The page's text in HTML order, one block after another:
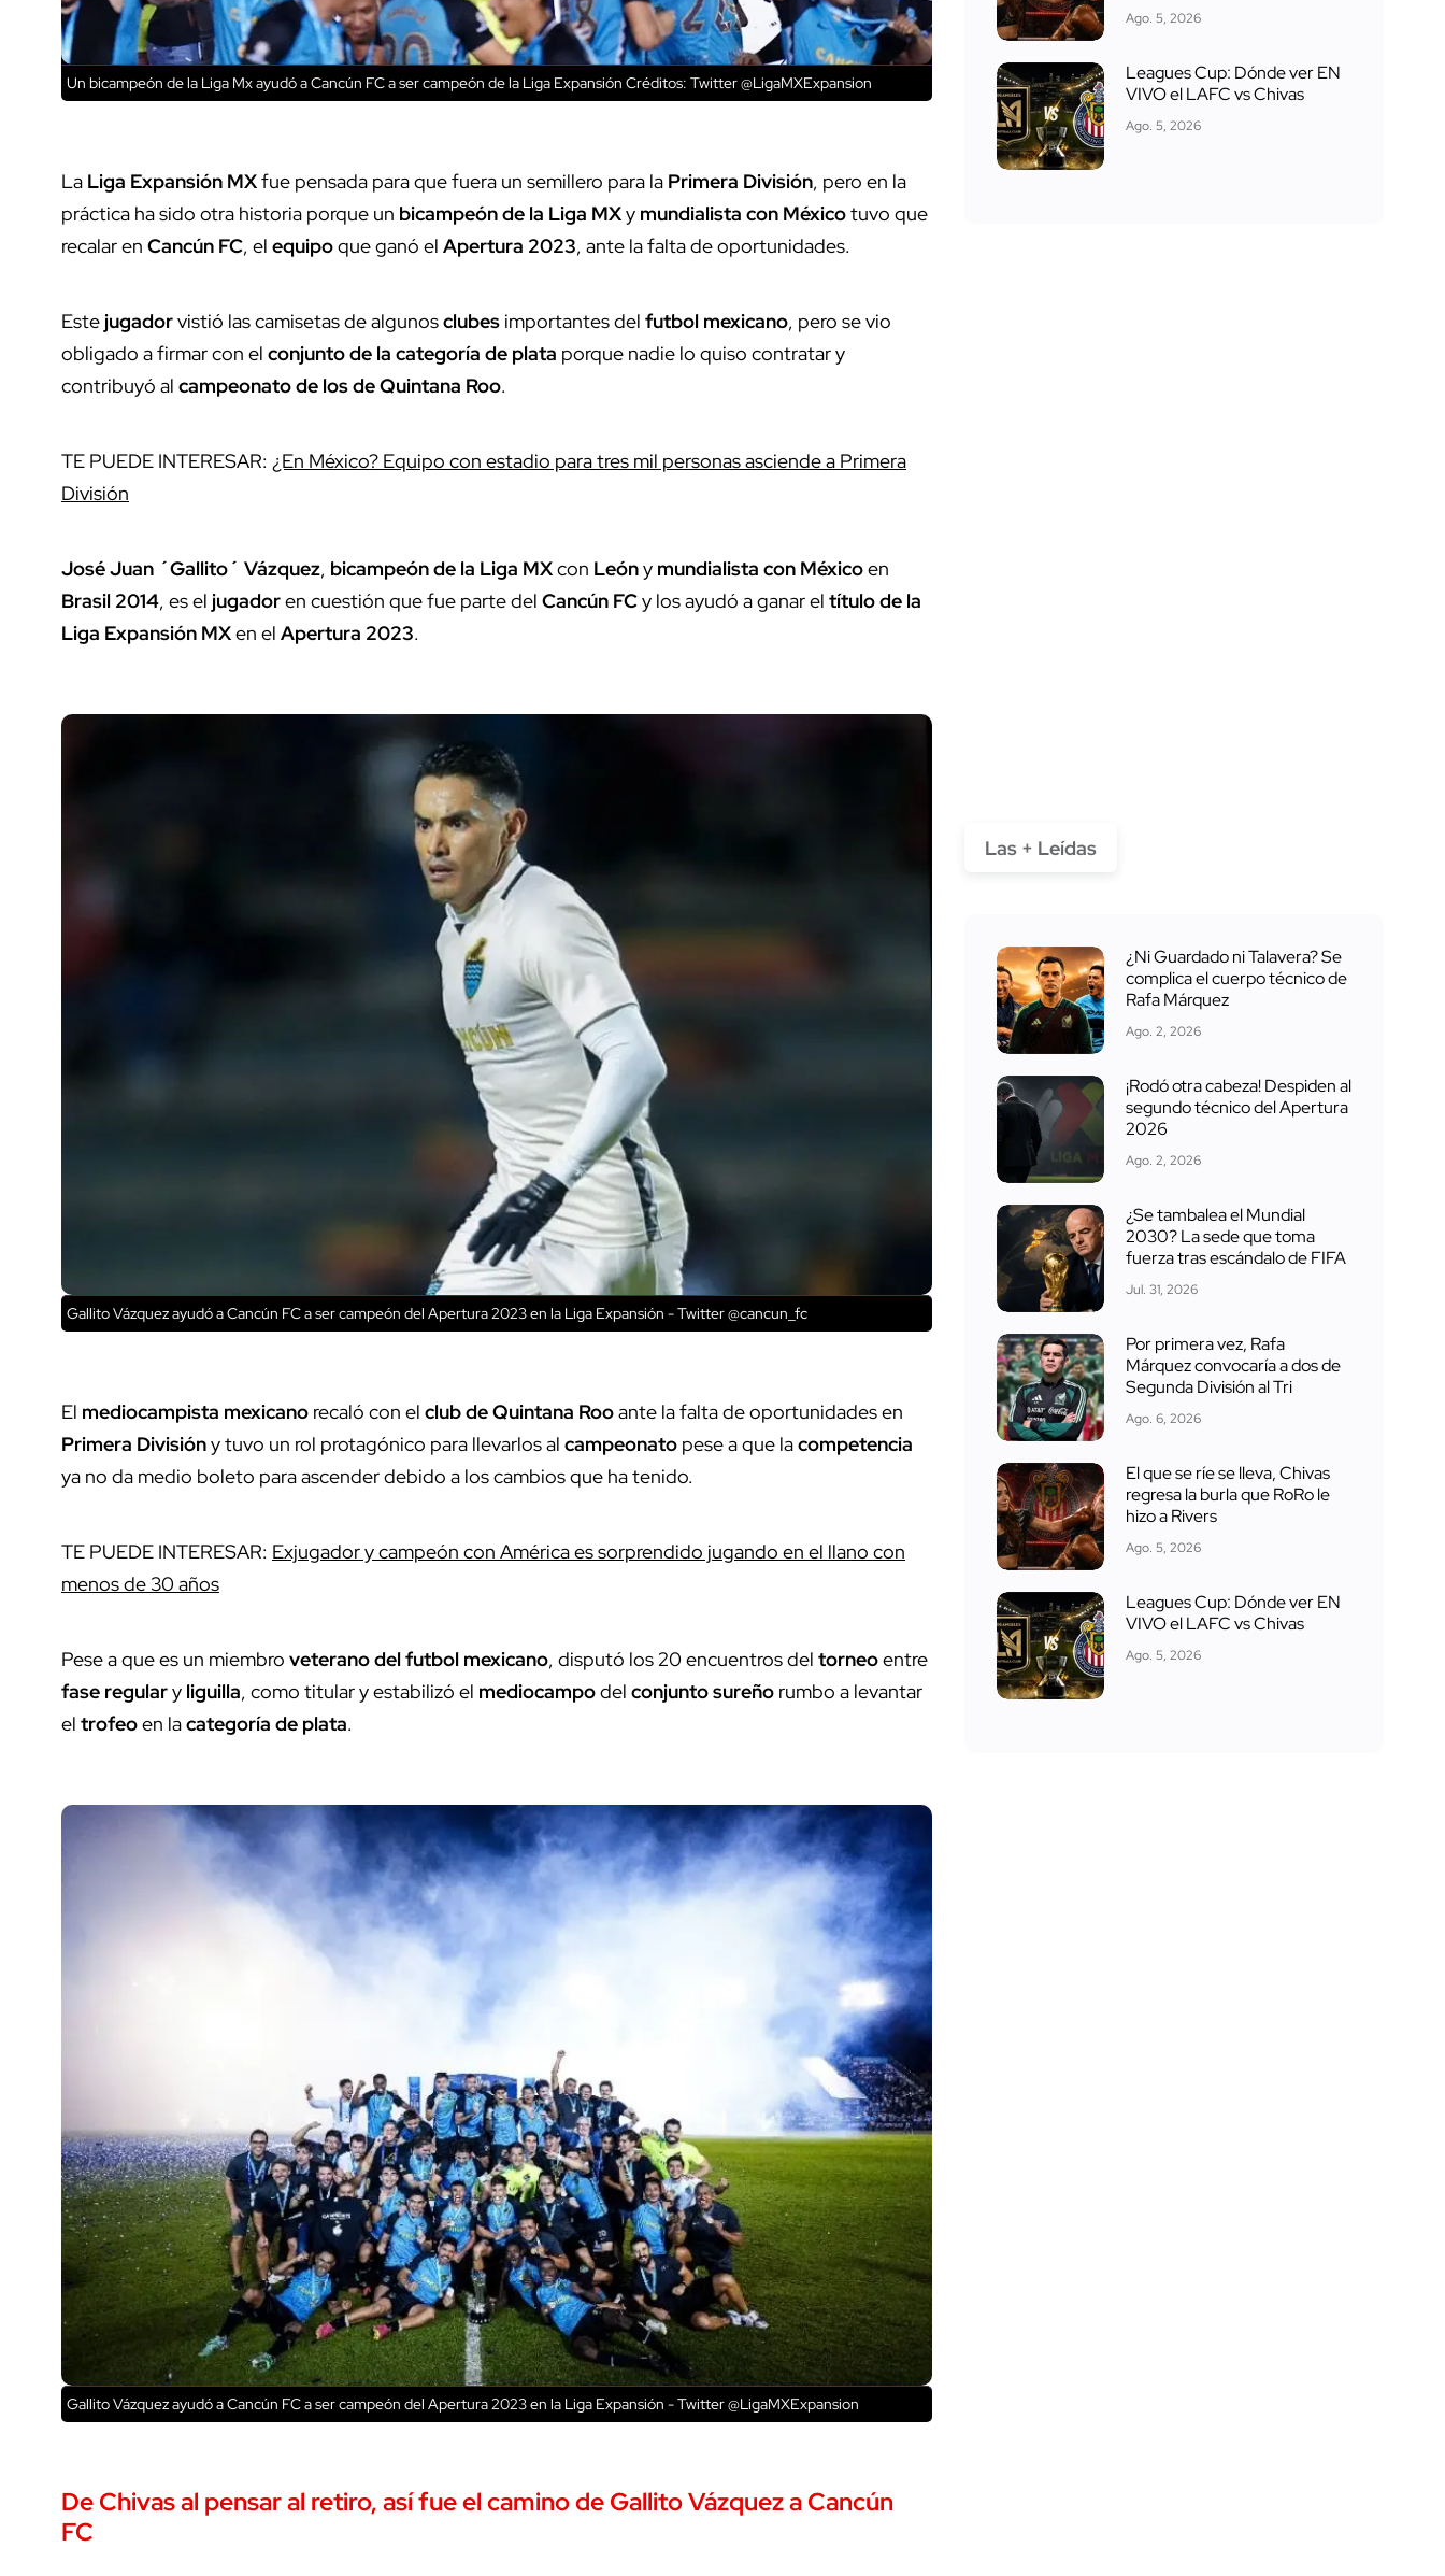
Un bicampeón de la Liga Mx ayudó a Cancún FC a ser campeón de la Liga Expansión Créditos: Twitter @LigaMXExpansion
La Liga Expansión MXfue pensada para que fuera un semillero para la Primera División, pero en la
práctica ha sido otra historia porque un bicampeón de la Liga MXy mundialista con Méxicotuvo que
recalar en Cancún FC, el equipoque ganó el Apertura 2023, ante la falta de oportunidades.
Estejugadorvistió las camisetas de algunosclubes importantes del futbol mexicano, pero se vio
obligado a firmar con el conjunto de la categoría de plata porque nadie lo quiso contratar y
contribuyó al campeonato de los de Quintana Roo.
TE PUEDE INTERESAR: ¿En México? Equipo con estadio para tres mil personas asciende a Primera
División
José Juan ´Gallito´ Vázquez, bicampeón de la Liga MXcon Leóny mundialista con Méxicoen
Brasil 2014, es el jugadoren cuestión que fue parte del Cancún FCy los ayudó a ganar el título de la
Liga Expansión MXen el Apertura 2023.
Gallito Vázquez ayudó a Cancún FC a ser campeón del Apertura 2023 en la Liga Expansión - Twitter @cancun_fc
El mediocampista mexicano recaló con el club de Quintana Rooante la falta de oportunidades en
Primera Divisióny tuvo un rol protagónico para llevarlos al campeonato pese a que lacompetencia
ya no da medio boleto para ascender debido a los cambios que ha tenido.
TE PUEDE INTERESAR: Exjugador y campeón con América es sorprendido jugando en el llano con
menos de 30 años
Pese a que es un miembro veterano del futbol mexicano, disputó los 20 encuentros del torneoentre
fase regulary liguilla, como titular y estabilizó el mediocampodel conjunto sureño rumbo a levantar
el trofeoen lacategoría de plata.
Gallito Vázquez ayudó a Cancún FC a ser campeón del Apertura 2023 en la Liga Expansión - Twitter @LigaMXExpansion
De Chivas al pensar al retiro, así fue el camino de Gallito Vázquez a Cancún
FC
Ago. 5, 2026
Leagues Cup: Dónde ver EN
VIVO el LAFC vs Chivas
Ago. 5, 2026
Las + Leídas
¿Ni Guardado ni Talavera? Se
complica el cuerpo técnico de
Rafa Márquez
Ago. 2, 2026
¡Rodó otra cabeza! Despiden al
segundo técnico del Apertura
2026
Ago. 2, 2026
¿Se tambalea el Mundial
2030? La sede que toma
fuerza tras escándalo de FIFA
Jul. 31, 2026
Por primera vez, Rafa
Márquez convocaría a dos de
Segunda División al Tri
Ago. 6, 2026
El que se ríe se lleva, Chivas
regresa la burla que RoRo le
hizo a Rivers
Ago. 5, 2026
Leagues Cup: Dónde ver EN
VIVO el LAFC vs Chivas
Ago. 5, 2026